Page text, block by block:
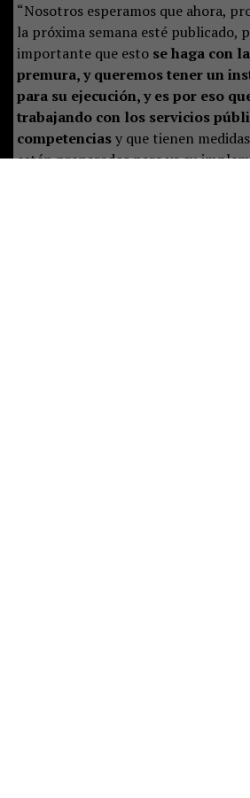
“Nosotros esperamos que ahora,
la próxima semana esté publicado,
importante que esto se haga con
premura, y queremos tener un
para su ejecución, y es por eso
trabajando con los servicios
competenciasy que tienen
estén preparados para ya su